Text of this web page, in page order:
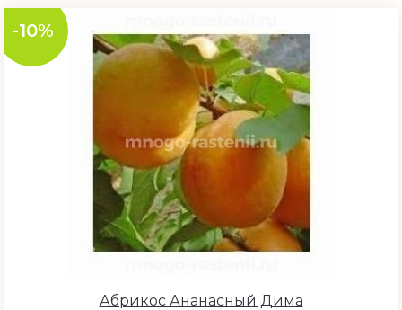
-10%
Абрикос Ананасный Дима